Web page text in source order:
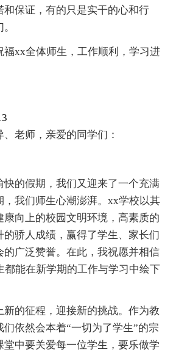
和保证，有的只是实干的心和行
福xx全体师生，工作顺利，学习进
老师，亲爱的同学们：
快的假期，我们又迎来了一个充满
，我们师生心潮澎湃。xx学校以其
康向上的校园文明环境，高素质的
的骄人成绩，赢得了学生、家长们
的广泛赞誉。在此，我祝愿并相信
都能在新学期的工作与学习中绘下
新的征程，迎接新的挑战。作为教
依然会本着“一切为了学生”的宗
堂中要关爱每一位学生，要乐做学